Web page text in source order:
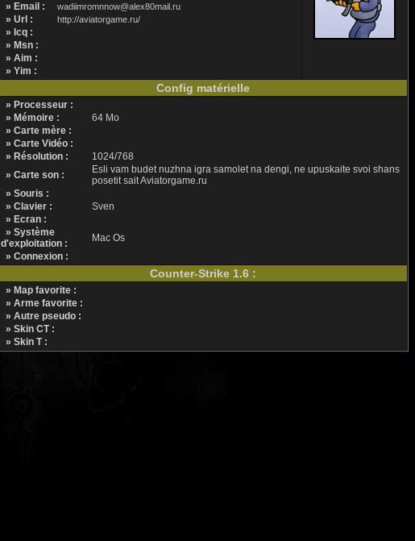
» Email :
wadiimromnnow@alex80mail.ru
» Url : http://aviatorgame.ru/
» Icq :
» Msn :
» Aim :
» Yim :
Config matérielle
» Processeur :
» Mémoire :
64 Mo
» Carte mère :
» Carte Vidéo :
» Résolution :
1024/768
» Carte son :
Esli vam budet nuzhna igra samolet na dengi, ne upuskaite svoi shans
posetit sait Aviatorgame.ru
» Souris :
» Clavier :
Sven
» Ecran :
» Système
d'exploitation :
Mac Os
» Connexion :
Counter-Strike 1.6 :
» Map favorite :
» Arme favorite :
» Autre pseudo :
» Skin CT :
» Skin T :